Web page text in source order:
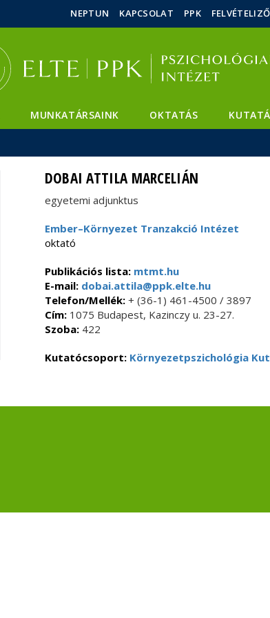
Hírek
Események
ELTE a
NEPTUN KAPCSOLAT PPK
MUNKATÁRSAINK OKTATÁS
DOBAI ATTILA MARCELIÁN
egyetemi adjunktus
Ember–Környezet Tranzakció Intézet
oktató
Publikációs lista: mtmt.hu
E-mail:dobai.attila@ppk.elte.hu
Telefon/Mellék:+ (36-1) 461-4500 / 3897
Cím:1075 Budapest, Kazinczy u. 23-27.
Szoba:422
Kutatócsoport: Környezetpszichológia